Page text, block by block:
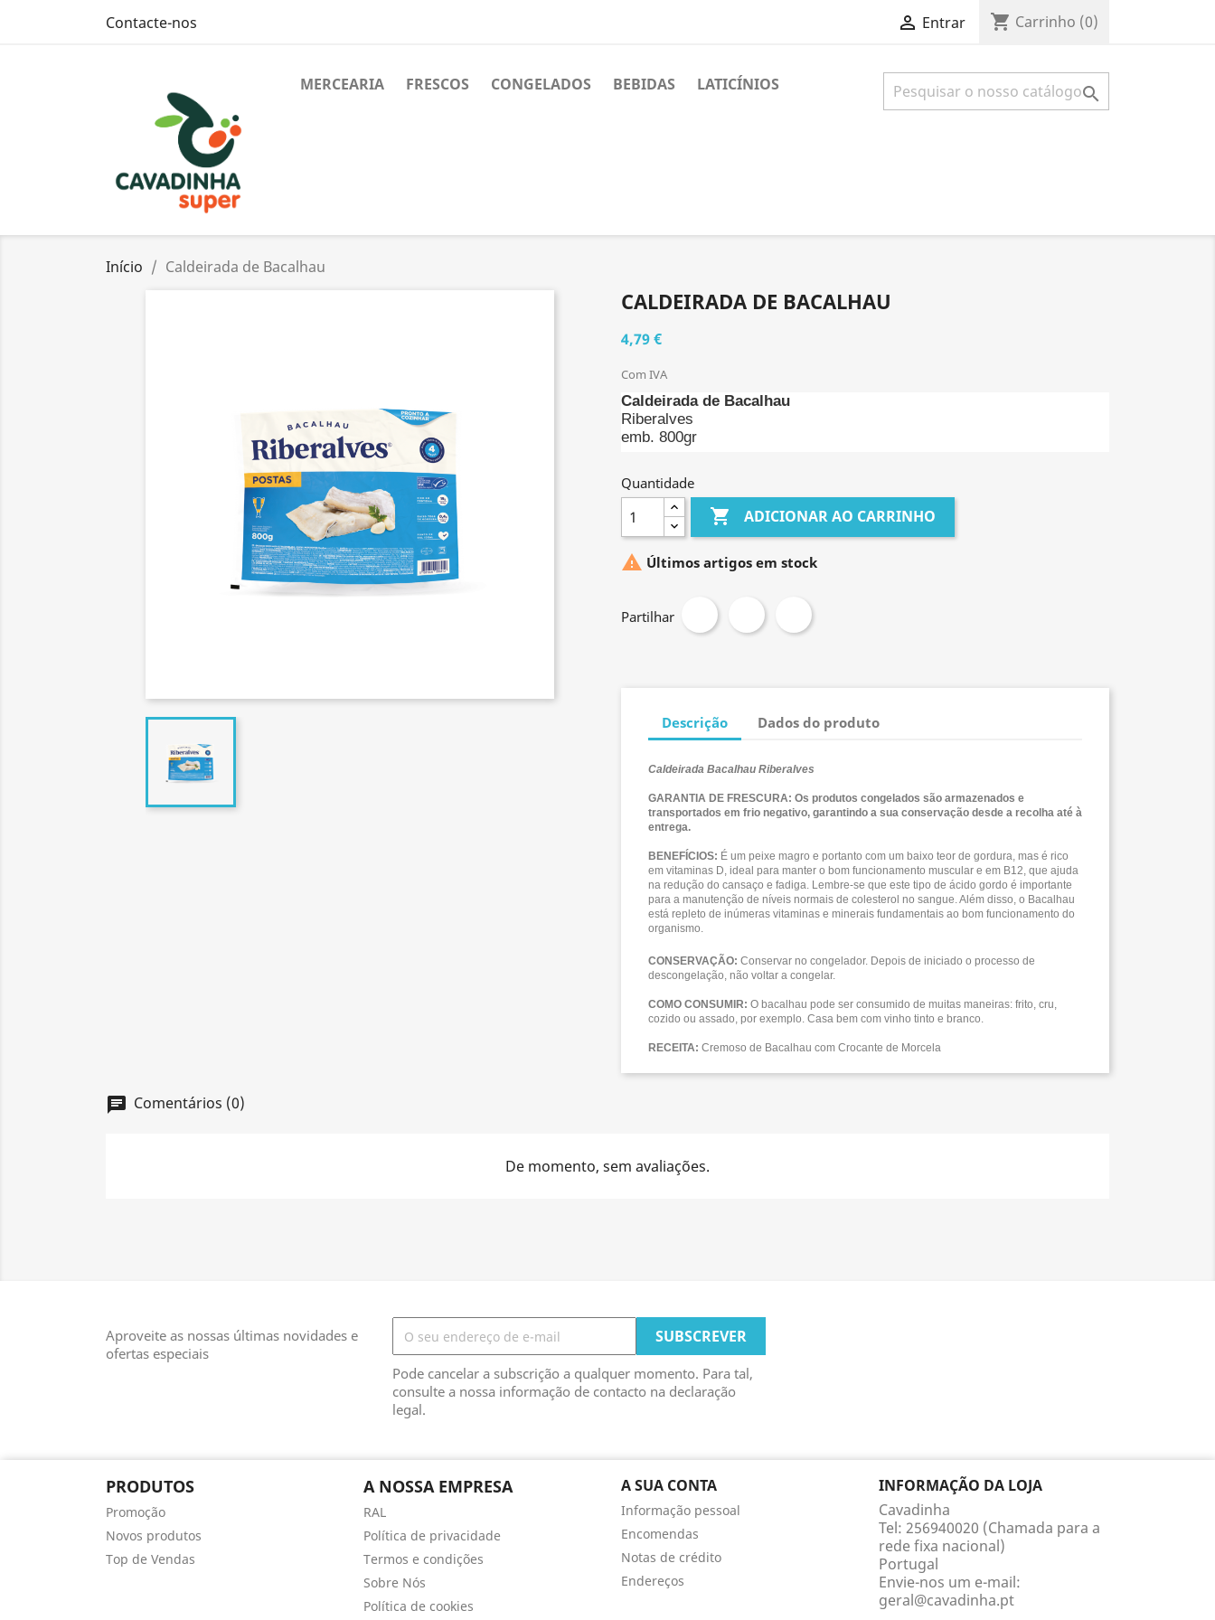
Contacte-nos  Entrar shopping_cart Carrinho (0)
MERCEARIA FRESCOS CONGELADOS BEBIDAS LATICÍNIOS 
Início Caldeirada de Bacalhau
CALDEIRADA DE BACALHAU
4,79 €
Com IVA
Caldeirada de Bacalhau
Riberalves
emb. 800gr
Quantidade
 ADICIONAR AO CARRINHO
 Últimos artigos em stock
Partilhar
Descrição Dados do produto
Caldeirada Bacalhau Riberalves
GARANTIA DE FRESCURA: Os produtos congelados são armazenados e
transportados em frio negativo, garantindo a sua conservação desde a recolha até à
entrega.
BENEFÍCIOS: É um peixe magro e portanto com um baixo teor de gordura, mas é rico
em vitaminas D, ideal para manter o bom funcionamento muscular e em B12, que ajuda
na redução do cansaço e fadiga. Lembre-se que este tipo de ácido gordo é importante
para a manutenção de níveis normais de colesterol no sangue. Além disso, o Bacalhau
está repleto de inúmeras vitaminas e minerais fundamentais ao bom funcionamento do
organismo.
CONSERVAÇÃO: Conservar no congelador. Depois de iniciado o processo de
descongelação, não voltar a congelar.
COMO CONSUMIR: O bacalhau pode ser consumido de muitas maneiras: frito, cru,
cozido ou assado, por exemplo. Casa bem com vinho tinto e branco.
RECEITA: Cremoso de Bacalhau com Crocante de Morcela
chat Comentários (0)
De momento, sem avaliações.
Aproveite as nossas últimas novidades e
ofertas especiais
Pode cancelar a subscrição a qualquer momento. Para tal,
consulte a nossa informação de contacto na declaração
legal.
PRODUTOS
Promoção
Novos produtos
Top de Vendas
A NOSSA EMPRESA
RAL
Política de privacidade
Termos e condições
Sobre Nós
Política de cookies
A SUA CONTA
Informação pessoal
Encomendas
Notas de crédito
Endereços
INFORMAÇÃO DA LOJA
Cavadinha
Tel: 256940020 (Chamada para a
rede fixa nacional)
Portugal
Envie-nos um e-mail:
geral@cavadinha.pt